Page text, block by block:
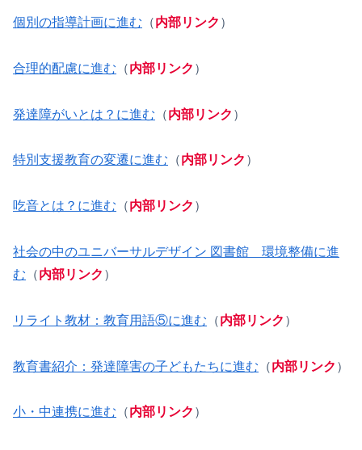
個別の指導計画に進む （内部リンク ）
合理的配慮に進む （内部リンク ）
発達障がいとは？に進む （内部リンク ）
特別支援教育の変遷に進む （内部リンク ）
吃音とは？に進む （内部リンク ）
社会の中のユニバーサルデザイン 図書館 環境整備に進
む （内部リンク ）
リライト教材：教育用語⑤に進む （内部リンク ）
教育書紹介：発達障害の子どもたちに進む （内部リンク ）
小・中連携に進む （内部リンク ）